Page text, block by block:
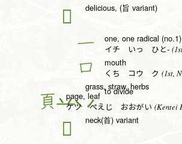
𠮛 delicious, (旨 variant)
一 one, one radical (no.1)
イチ いっ ひと-
口 mouth
くち コウ ク (1st,
grass, straw, herbs
to divide
頁 page, leaf
ケツ ぺえじ おおがい (Kentei
𦣻 neck(首) variant